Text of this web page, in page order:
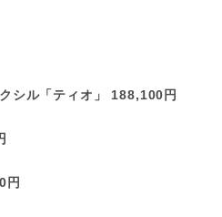
シル「ティオ」 188,100円
円